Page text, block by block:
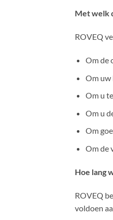
Met welk
ROVEQ
Om de
Om uw
Om u
Om u
Om
Om de
Hoe lang
ROVEQ
voldoen